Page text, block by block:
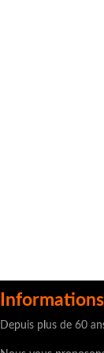
Informations
Depuis plus de 60